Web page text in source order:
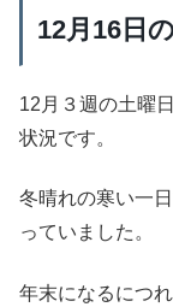
12月16日の
12月３週の土曜
状況です。
冬晴れの寒い一
っていました。
年末になるにつ